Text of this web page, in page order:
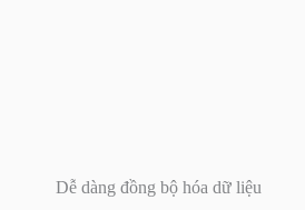
Dễ dàng đồng bộ hóa dữ liệu